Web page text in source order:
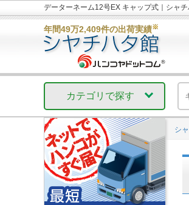
データーネーム12号EX キャップ式｜シャ
年間49万2,409件の出荷実績※
カテゴリで探す
シ